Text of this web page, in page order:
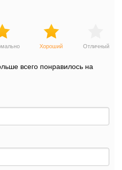
Хороший Отличный
всего понравилось на